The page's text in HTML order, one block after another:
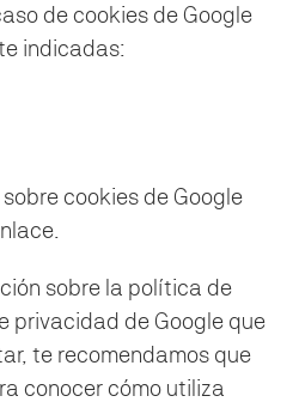
de cookies de Google
indicadas:
cookies de Google
sobre la política de
privacidad de Google que
te recomendamos que
conocer cómo utiliza